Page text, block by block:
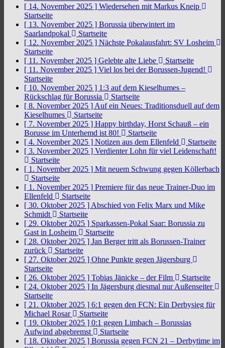
[ 14. November 2025 ] Wiedersehen mit Markus Kneip
Startseite
[ 13. November 2025 ] Borussia überwintert im
Saarlandpokal
Startseite
[ 12. November 2025 ] Nächste Pokalausfahrt: SV Losheim
Startseite
[ 11. November 2025 ] Gelebte alte Liebe
Startseite
[ 11. November 2025 ] Viel los bei der Borussen-Jugend!
Startseite
[ 10. November 2025 ] 1:3 auf dem Kieselhumes –
Rückschlag für Borussia
Startseite
[ 8. November 2025 ] Auf ein Neues: Traditionsduell auf dem
Kieselhumes
Startseite
[ 7. November 2025 ] Happy birthday, Horst Schauß – ein
Borusse im Unterhemd ist 80!
Startseite
[ 4. November 2025 ] Notizen aus dem Ellenfeld
Startseite
[ 3. November 2025 ] Verdienter Lohn für viel Leidenschaft!
Startseite
[ 1. November 2025 ] Mit neuem Schwung gegen Köllerbach
Startseite
[ 1. November 2025 ] Premiere für das neue Trainer-Duo im
Ellenfeld
Startseite
[ 30. Oktober 2025 ] Abschied von Felix Marx und Mike
Schmidt
Startseite
[ 29. Oktober 2025 ] Sparkassen-Pokal Saar: Borussia zu
Gast in Losheim
Startseite
[ 28. Oktober 2025 ] Jan Berger tritt als Borussen-Trainer
zurück
Startseite
[ 27. Oktober 2025 ] Ohne Punkte gegen Jägersburg
Startseite
[ 26. Oktober 2025 ] Tobias Jänicke – der Film
Startseite
[ 24. Oktober 2025 ] In Jägersburg diesmal nur Außenseiter
Startseite
[ 21. Oktober 2025 ] 6:1 gegen den FCN: Ein Derbysieg für
Michael Rosar
Startseite
[ 19. Oktober 2025 ] 0:1 gegen Limbach – Borussias
Aufwind abgebremst
Startseite
[ 18. Oktober 2025 ] Borussia gegen FCN 21 – Derbytime im